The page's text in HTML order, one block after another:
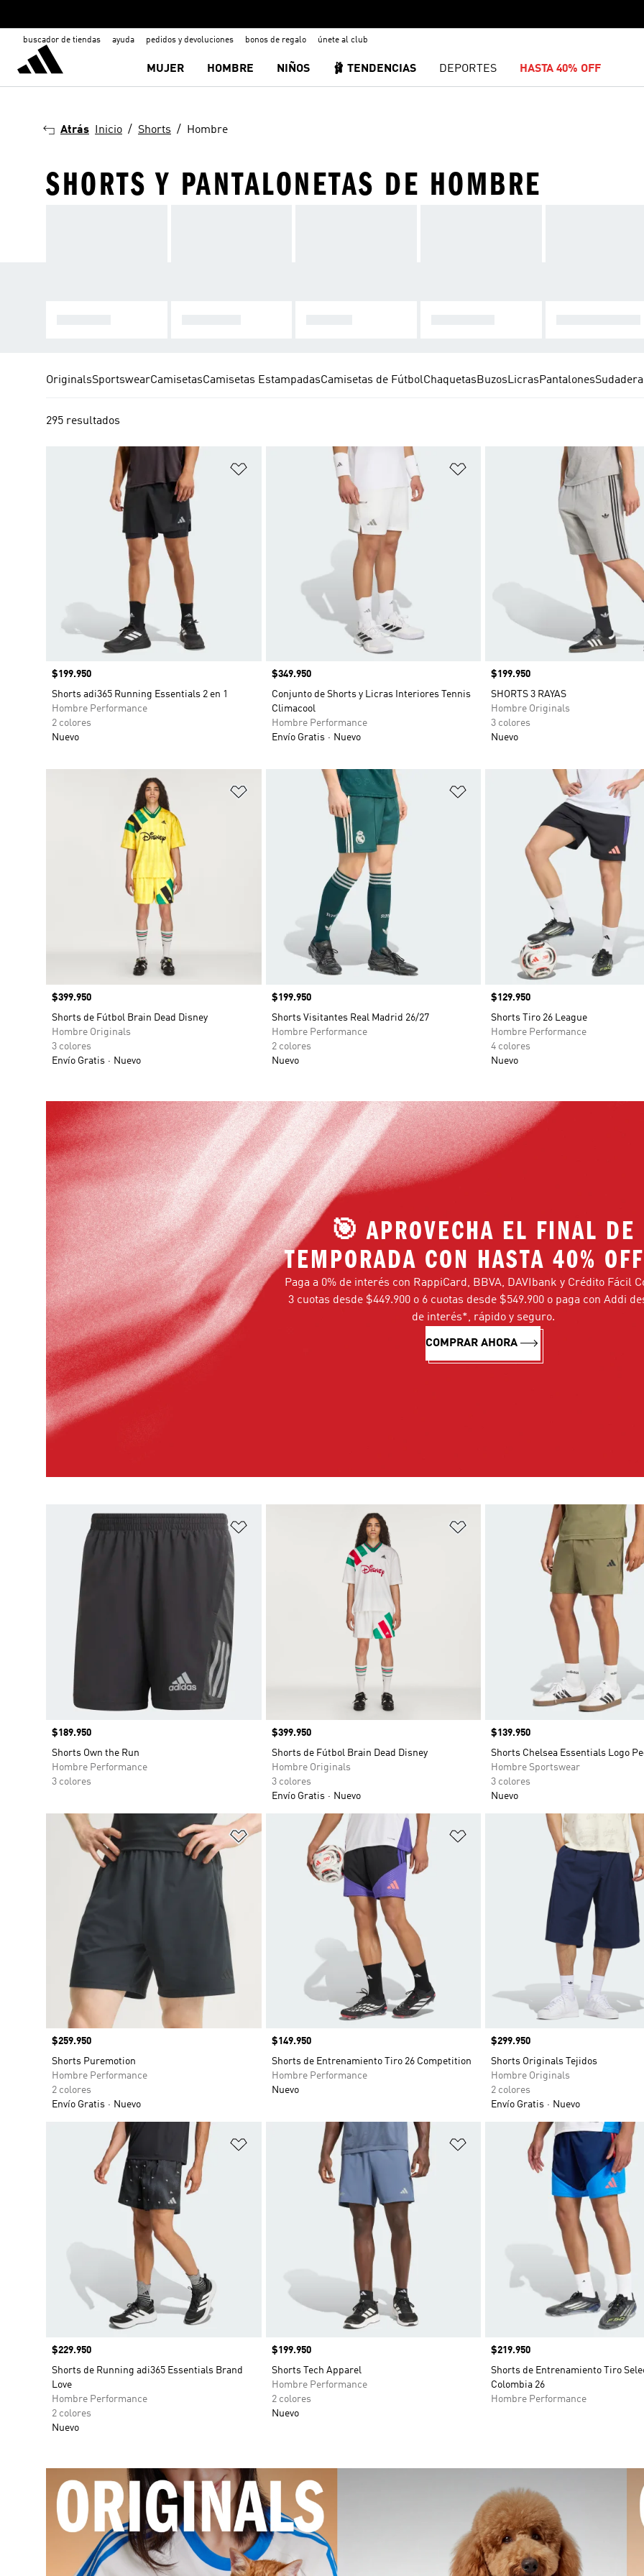
buscador de tiendas ayuda pedidos y devoluciones bonos de regalo únete al club
MUJER HOMBRE NIÑOS 🩰 TENDENCIAS DEPORTES HASTA 40% OFF
Atrás Inicio Shorts Hombre
SHORTS Y PANTALONETAS DE HOMBRE
OriginalsSportswearCamisetasCamisetas EstampadasCamisetas de FútbolChaquetasBuzosLicrasPantalones
295 resultados
Añadir a la lista de deseos
Precio
$199.950
Shorts adi365 Running Essentials 2 en 1
Hombre Performance
2 colores
Nuevo
Añadir a la lista de deseos
Precio
$349.950
Conjunto de Shorts y Licras Interiores Tennis
Climacool
Hombre Performance
Envío Gratis
Nuevo
Precio
$199.950
SHORTS 3 RAYAS
Hombre Originals
3 colores
Nuevo
Añadir a la lista de deseos
Precio
$399.950
Shorts de Fútbol Brain Dead Disney
Hombre Originals
3 colores
Envío Gratis
Nuevo
Añadir a la lista de deseos
Precio
$199.950
Shorts Visitantes Real Madrid 26/27
Hombre Performance
2 colores
Nuevo
Precio
$129.950
Shorts Tiro 26 League
Hombre Performance
4 colores
Nuevo
Añadir a la lista de deseos
Precio
$189.950
Shorts Own the Run
Hombre Performance
3 colores
Añadir a la lista de deseos
Precio
$399.950
Shorts de Fútbol Brain Dead Disney
Hombre Originals
3 colores
Envío Gratis
Nuevo
Precio
$139.950
Shorts Chelsea Essentials Logo
Hombre Sportswear
3 colores
Nuevo
Añadir a la lista de deseos
Precio
$259.950
Shorts Puremotion
Hombre Performance
2 colores
Envío Gratis
Nuevo
Añadir a la lista de deseos
Precio
$149.950
Shorts de Entrenamiento Tiro 26 Competition
Hombre Performance
Nuevo
Precio
$299.950
Shorts Originals Tejidos
Hombre Originals
2 colores
Envío Gratis
Nuevo
Añadir a la lista de deseos
Precio
$229.950
Shorts de Running adi365 Essentials Brand
Love
Hombre Performance
2 colores
Nuevo
Añadir a la lista de deseos
Precio
$199.950
Shorts Tech Apparel
Hombre Performance
2 colores
Nuevo
Precio
$219.950
Shorts de Entrenamiento Tiro
Colombia 26
Hombre Performance
🎯 APROVECHA EL FINAL DE
TEMPORADA CON HASTA 40%
Paga a 0% de interés con RappiCard, BBVA, DAVIbank y Crédito Fácil
3 cuotas desde $449.900 o 6 cuotas desde $549.900 o paga con Addi
de interés*, rápido y seguro.
COMPRAR AHORA